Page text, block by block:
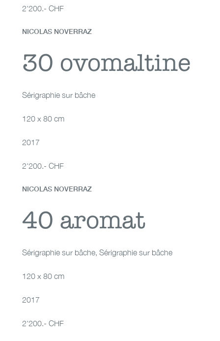
2'200.- CHF
30 ovomaltine
NICOLAS NOVERRAZ
30 ovomaltine
Sérigraphie sur bâche
120 x 80 cm
2017
2'200.- CHF
40 aromat
NICOLAS NOVERRAZ
40 aromat
Sérigraphie sur bâche, Sérigraphie sur bâche
120 x 80 cm
2017
2'200.- CHF